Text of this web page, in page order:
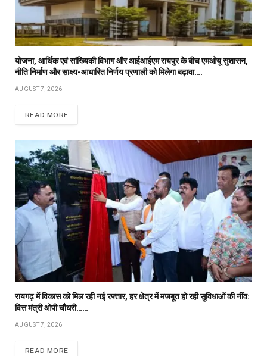
योजना, आर्थिक एवं सांख्यिकी विभाग और आईआईएम रायपुर के बीच एमओयू सुशासन,
नीति निर्माण और साक्ष्य-आधारित निर्णय प्रणाली को मिलेगा बढ़ावा….
AUGUST 7, 2026
READ MORE
रायगढ़ में विकास को मिल रही नई रफ्तार, हर क्षेत्र में मजबूत हो रही सुविधाओं की नींव:
वित्त मंत्री ओपी चौधरी……
AUGUST 7, 2026
READ MORE